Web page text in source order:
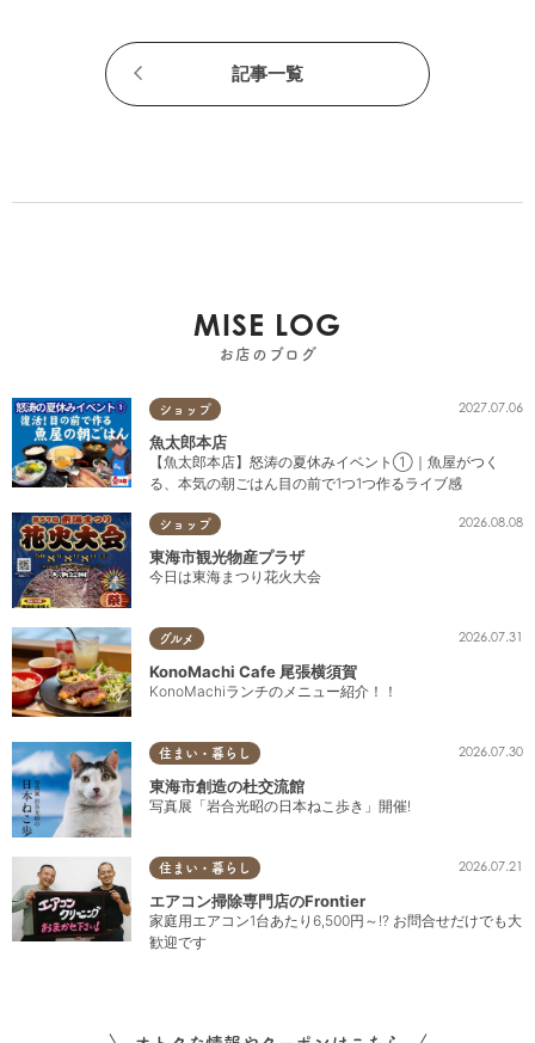
記事一覧
MISE LOG
お店のブログ
ショップ 2027.07.06
魚太郎本店
【魚太郎本店】怒涛の夏休みイベント①｜魚屋がつく
る、本気の朝ごはん目の前で1つ1つ作るライブ感
ショップ 2026.08.08
東海市観光物産プラザ
今日は東海まつり花火大会
グルメ 2026.07.31
KonoMachi Cafe 尾張横須賀
KonoMachiランチのメニュー紹介！！
住まい・暮らし 2026.07.30
東海市創造の杜交流館
写真展「岩合光昭の日本ねこ歩き」開催!
住まい・暮らし 2026.07.21
エアコン掃除専門店のFrontier
家庭用エアコン1台あたり6,500円～!? お問合せだけでも大
歓迎です